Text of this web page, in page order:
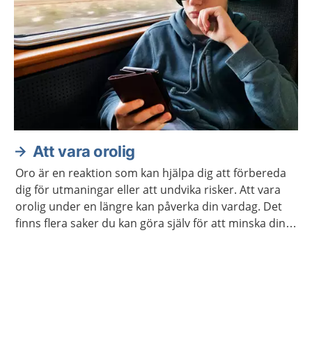
Att vara orolig
Oro är en reaktion som kan hjälpa dig att förbereda
dig för utmaningar eller att undvika risker. Att vara
orolig under en längre kan påverka din vardag. Det
finns flera saker du kan göra själv för att minska din